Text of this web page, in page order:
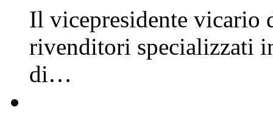
Il vicepresidente vicario
rivenditori specializzati
di…